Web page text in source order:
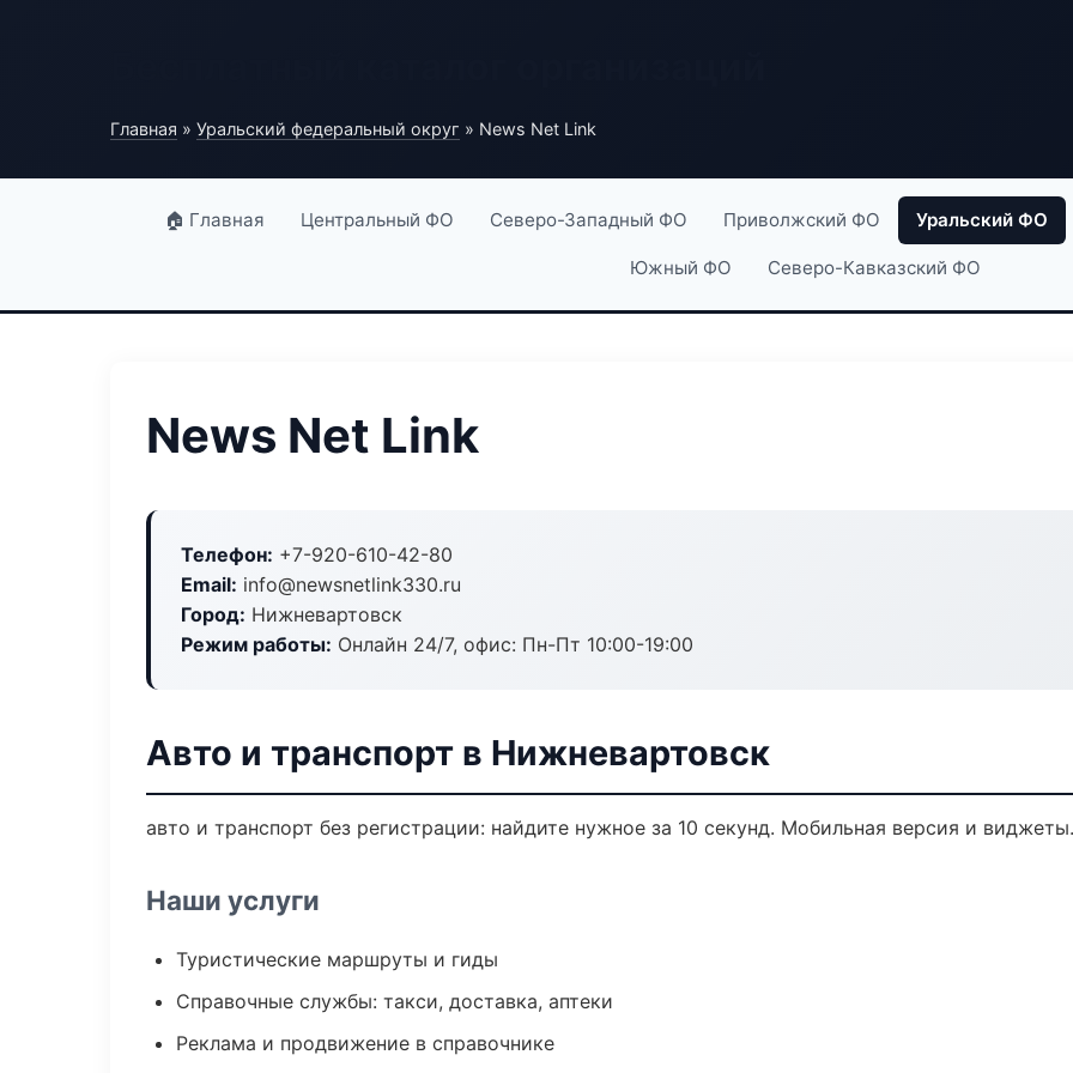
Главная » Уральский федеральный округ » News Net Link
🏠 Главная Центральный ФО Северо-Западный ФО Приволжский ФО Уральский ФО
Южный ФО Северо-Кавказский ФО
News Net Link
Телефон: +7-920-610-42-80
Email: info@newsnetlink330.ru
Город: Нижневартовск
Режим работы: Онлайн 24/7, офис: Пн-Пт 10:00-19:00
Авто и транспорт в Нижневартовск
авто и транспорт без регистрации: найдите нужное за 10 секунд. Мобильная версия и виджеты.
Наши услуги
Туристические маршруты и гиды
Справочные службы: такси, доставка, аптеки
Реклама и продвижение в справочнике